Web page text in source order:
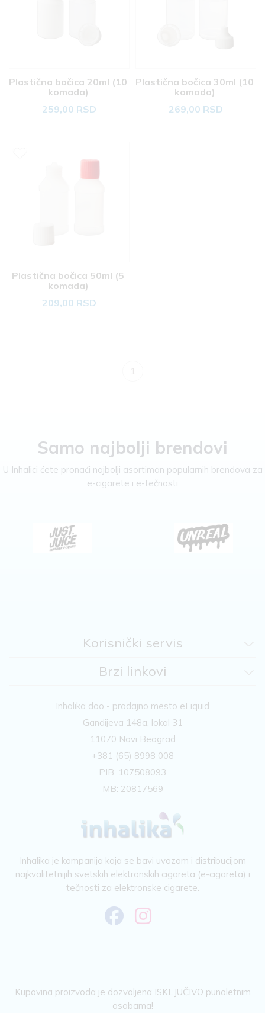
Plastična bočica 20ml (10
komada)
259,00 RSD
Plastična bočica 30ml (10
komada)
269,00 RSD
Plastična bočica 50ml (5
komada)
209,00 RSD
Samo najbolji brendovi
U Inhalici ćete pronaći najbolji asortiman popularnih brendova za
e-cigarete i e-tečnosti
Korisnički servis
Brzi linkovi
Inhalika doo - prodajno mesto eLiquid
Gandijeva 148a, lokal 31
11070 Novi Beograd
+381 (65) 8998 008
PIB: 107508093
MB: 20817569
Inhalika je kompanija koja se bavi uvozom i distribucijom
najkvalitetnijih svetskih elektronskih cigareta (e-cigareta) i
tečnosti za elektronske cigarete.
Kupovina proizvoda je dozvoljena ISKLJUČIVO punoletnim
osobama!